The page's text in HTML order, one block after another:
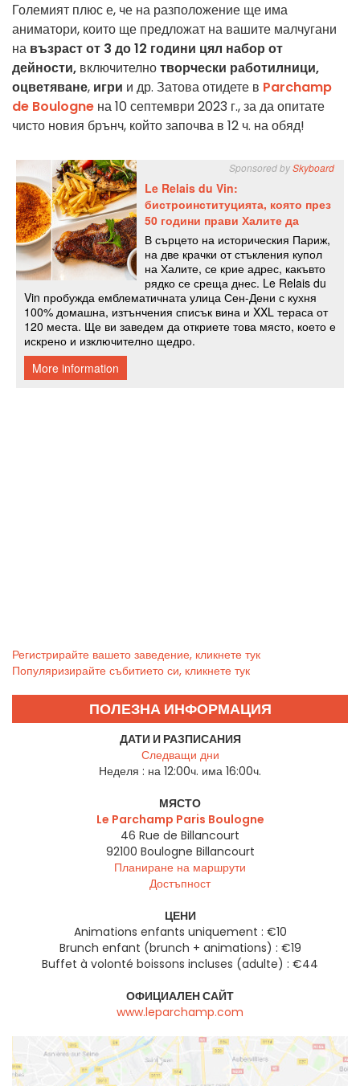
Големият плюс е, че на разположение ще има
аниматори, които ще предложат на вашите малчугани
на възраст от 3 до 12 години цял набор от
дейности, включителнотворчески работилници,
оцветяване, игри и др. Затова отидете в Parchamp
de Boulogne на 10 септември 2023 г., за да опитате
чисто новия брънч, който започва в 12 ч. на обяд!
Регистрирайте вашето заведение, кликнете тук
Популяризирайте събитието си, кликнете тук
ПОЛЕЗНА ИНФОРМАЦИЯ
ДАТИ И РАЗПИСАНИЯ
Следващи дни
Неделя : на 12:00ч. има 16:00ч.
МЯСТО
Le Parchamp Paris Boulogne
46 Rue de Billancourt
92100 Boulogne Billancourt
Планиране на маршрути
Достъпност
ЦЕНИ
Animations enfants uniquement : €10
Brunch enfant (brunch + animations) : €19
Buffet à volonté boissons incluses (adulte) : €44
ОФИЦИАЛЕН САЙТ
www.leparchamp.com